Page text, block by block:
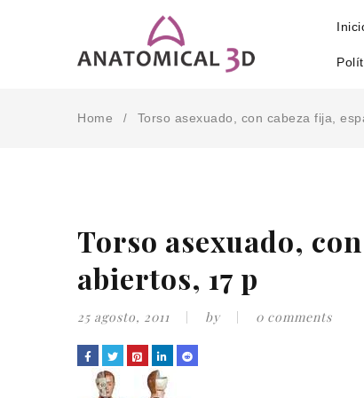
Home / Torso asexuado, con cabeza fija,
Torso asexuado,
abiertos, 17 p
25 agosto, 2011 by 0 comments